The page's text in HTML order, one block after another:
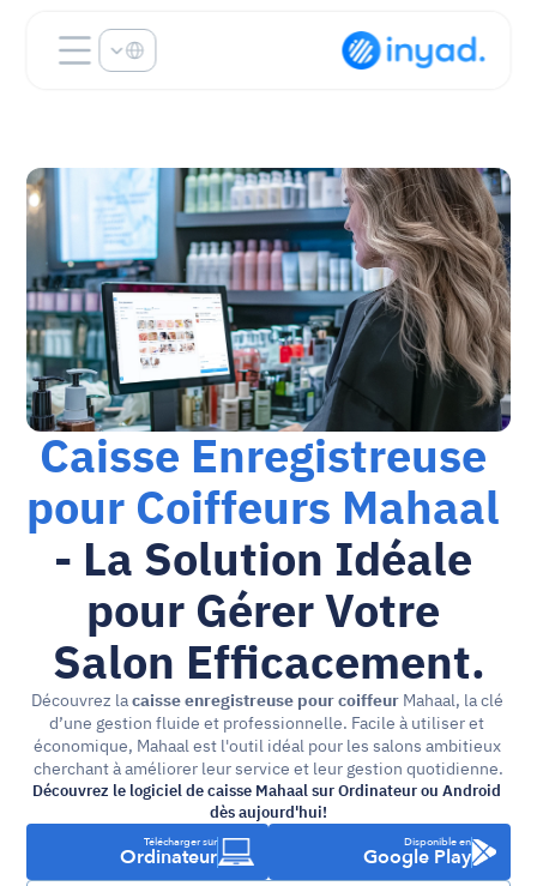
Caisse Enregistreuse
pour Coiffeurs Mahaal
- La Solution Idéale
pour Gérer Votre
Salon Efficacement.
Découvrez la caisse enregistreuse pour coiffeur Mahaal, la clé
d’une gestion fluide et professionnelle. Facile à utiliser et
économique, Mahaal est l'outil idéal pour les salons ambitieux
cherchant à améliorer leur service et leur gestion quotidienne.
Découvrez le logiciel de caisse Mahaal sur Ordinateur ou Android
dès aujourd'hui!
Disponible en
Google Play
Télécharger sur
Ordinateur
Select Language